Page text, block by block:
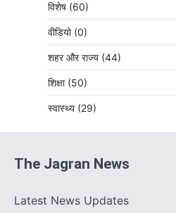
विशेष (60)
वीडियो (0)
शहर और राज्य (44)
शिक्षा (50)
स्वास्थ्य (29)
The Jagran News
Latest News Updates